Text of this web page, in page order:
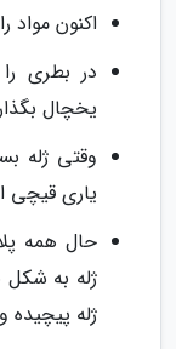
اکنون مواد
در بطری
یخچال
وقتی ژله
یاری قیچی
حال همه
ژله به شکل
ژله پیچیده